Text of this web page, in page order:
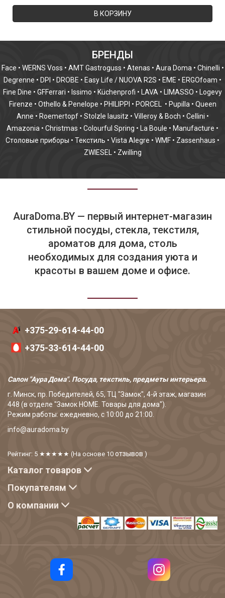
В КОРЗИНУ
БРЕНДЫ
Face • WERNS Voss • AMT Gastroguss • Atenas • Aura Doma • Chinelli •
Degrenne • DPI • DROBE • Easy Life / NUOVA R2S • EME • ERGOfoam •
Fine Dine • GFFerrari • Issimo • Küchenprofi • LAVA • LIMASSO • Logevy
Firenze • Othello & Penelope • PHILIPPI • PORCEL • Pupilla • Queen
Anne • Roemertopf • Stolzle lausitz • Villeroy & Boch • Cellini •
Amazonia • Christmas • Colourful Spring • La Boule • Manufacture •
Столовые приборы • Текстиль • Vista Alegre • WMF • Zassenhaus •
ZWIESEL
• Zwilling
AuraDoma.BY — первый интернет-магазин
стильной посуды, стекла, текстиля,
ароматов для дома, столь
необходимых для создания уюта и
красоты в вашем доме и офисе.
+375-29-614-44-00
+375-33-614-44-00
Салон "Аура Дома". Посуда, текстиль, предметы интерьера.
г. Минск, пр. Победителей, 65, ТЦ "Замок", 4-й этаж, магазин
448 (в отделе "Замок HOME. Товары для дома").
Режим работы: ежедневно, с 10:00 до 21:00.
info@auradoma.by
Рейтинг: 5 ★★★★★ (На основе 10 отзывов )
Каталог товаров
Покупателям
О компании